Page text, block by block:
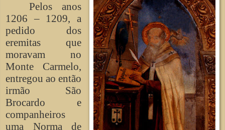
Pelos anos
1206 – 1209, a
pedido dos
eremitas que
moravam no
Monte Carmelo,
entregou ao então
irmão São
Brocardo e
companheiros
uma Norma de